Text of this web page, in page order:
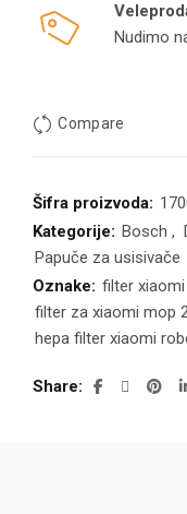
Nudimo
Compare
Šifra proizvoda:
Kategorije: Bosch ,
Papuče za usisivače
Oznake: filter
filter za xiaomi mop
hepa filter xiaomi
Share